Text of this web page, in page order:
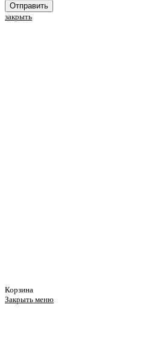
Отправить
закрыть
Корзина
Закрыть меню